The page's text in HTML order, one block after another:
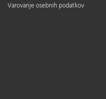
Varovanje osebnih podatkov